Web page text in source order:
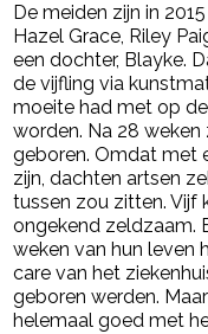
De meiden zijn in
Hazel Grace, Riley
een dochter, Blayke.
de vijfling via
moeite had met op
worden. Na 28
geboren. Omdat met
zijn, dachten artsen
tussen zou zitten. Vijf
ongekend zeldzaam.
weken van hun leven
care van het
geboren werden.
helemaal goed met